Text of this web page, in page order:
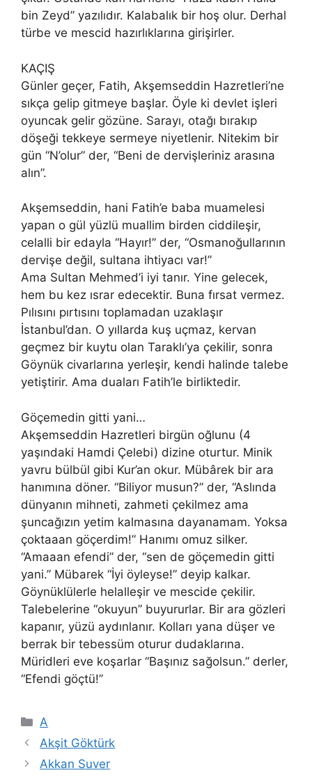
bin Zeyd” yazılıdır. Kalabalık bir hoş olur. Derhal
türbe ve mescid hazırlıklarına girişirler.
KAÇIŞ
Günler geçer, Fatih, Akşemseddin Hazretleri’ne
sıkça gelip gitmeye başlar. Öyle ki devlet işleri
oyuncak gelir gözüne. Sarayı, otağı bırakıp
döşeği tekkeye sermeye niyetlenir. Nitekim bir
gün “N’olur” der, “Beni de dervişleriniz arasına
alın”.
Akşemseddin, hani Fatih’e baba muamelesi
yapan o gül yüzlü muallim birden ciddileşir,
celalli bir edayla “Hayır!” der, “Osmanoğullarının
dervişe değil, sultana ihtiyacı var!”
Ama Sultan Mehmed’i iyi tanır. Yine gelecek,
hem bu kez ısrar edecektir. Buna fırsat vermez.
Pılısını pırtısını toplamadan uzaklaşır
İstanbul’dan. O yıllarda kuş uçmaz, kervan
geçmez bir kuytu olan Taraklı’ya çekilir, sonra
Göynük civarlarına yerleşir, kendi halinde talebe
yetiştirir. Ama duaları Fatih’le birliktedir.
Göçemedin gitti yani…
Akşemseddin Hazretleri birgün oğlunu (4
yaşındaki Hamdi Çelebi) dizine oturtur. Minik
yavru bülbül gibi Kur’an okur. Mübârek bir ara
hanımına döner. “Biliyor musun?” der, “Aslında
dünyanın mihneti, zahmeti çekilmez ama
şuncağızın yetim kalmasına dayanamam. Yoksa
çoktaaan göçerdim!” Hanımı omuz silker.
“Amaaan efendi” der, “sen de göçemedin gitti
yani.” Mübarek “İyi öyleyse!” deyip kalkar.
Göynüklülerle helalleşir ve mescide çekilir.
Talebelerine “okuyun” buyururlar. Bir ara gözleri
kapanır, yüzü aydınlanır. Kolları yana düşer ve
berrak bir tebessüm oturur dudaklarına.
Müridleri eve koşarlar “Başınız sağolsun.” derler,
“Efendi göçtü!”
Kategoriler
A
Akşit Göktürk
Akkan Suver